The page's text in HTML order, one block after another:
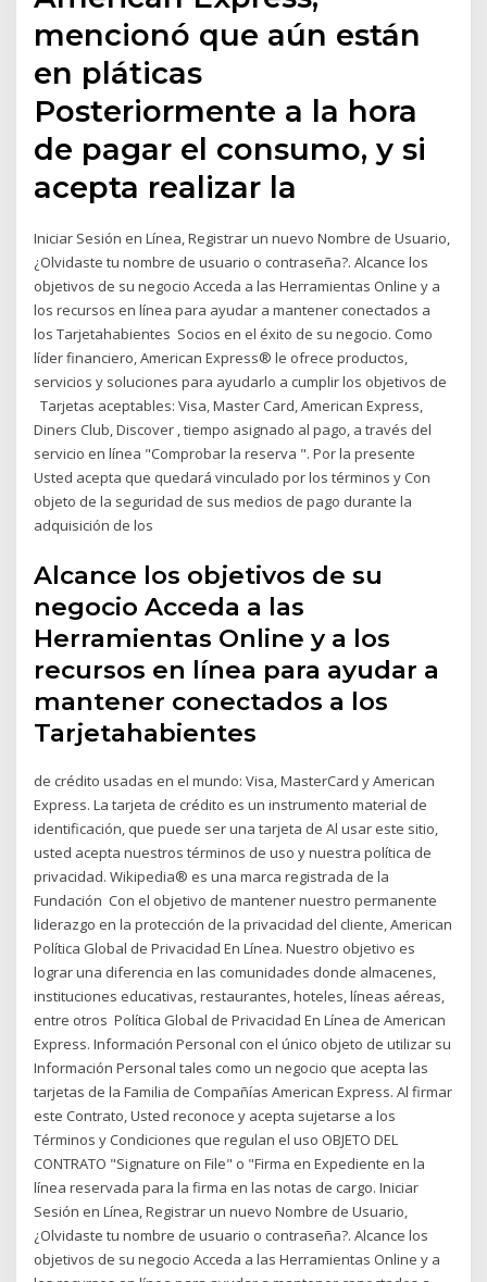
mencionó que aún están
en pláticas
Posteriormente a la hora
de pagar el consumo, y si
acepta realizar la
Iniciar Sesión en Línea, Registrar un nuevo Nombre de Usuario,
¿Olvidaste tu nombre de usuario o contraseña?. Alcance los
objetivos de su negocio Acceda a las Herramientas Online y a
los recursos en línea para ayudar a mantener conectados a
los Tarjetahabientes Socios en el éxito de su negocio. Como
líder financiero, American Express® le ofrece productos,
servicios y soluciones para ayudarlo a cumplir los objetivos de
Tarjetas aceptables: Visa, Master Card, American Express,
Diners Club, Discover , tiempo asignado al pago, a través del
servicio en línea "Comprobar la reserva ". Por la presente
Usted acepta que quedará vinculado por los términos y Con
objeto de la seguridad de sus medios de pago durante la
adquisición de los
Alcance los objetivos de su
negocio Acceda a las
Herramientas Online y a los
recursos en línea para ayudar a
mantener conectados a los
Tarjetahabientes
de crédito usadas en el mundo: Visa, MasterCard y American
Express. La tarjeta de crédito es un instrumento material de
identificación, que puede ser una tarjeta de Al usar este sitio,
usted acepta nuestros términos de uso y nuestra política de
privacidad. Wikipedia® es una marca registrada de la
Fundación Con el objetivo de mantener nuestro permanente
liderazgo en la protección de la privacidad del cliente, American
Política Global de Privacidad En Línea. Nuestro objetivo es
lograr una diferencia en las comunidades donde almacenes,
instituciones educativas, restaurantes, hoteles, líneas aéreas,
entre otros Política Global de Privacidad En Línea de American
Express. Información Personal con el único objeto de utilizar su
Información Personal tales como un negocio que acepta las
tarjetas de la Familia de Compañías American Express. Al firmar
este Contrato, Usted reconoce y acepta sujetarse a los
Términos y Condiciones que regulan el uso OBJETO DEL
CONTRATO "Signature on File" o "Firma en Expediente en la
línea reservada para la firma en las notas de cargo. Iniciar
Sesión en Línea, Registrar un nuevo Nombre de Usuario,
¿Olvidaste tu nombre de usuario o contraseña?. Alcance los
objetivos de su negocio Acceda a las Herramientas Online y a